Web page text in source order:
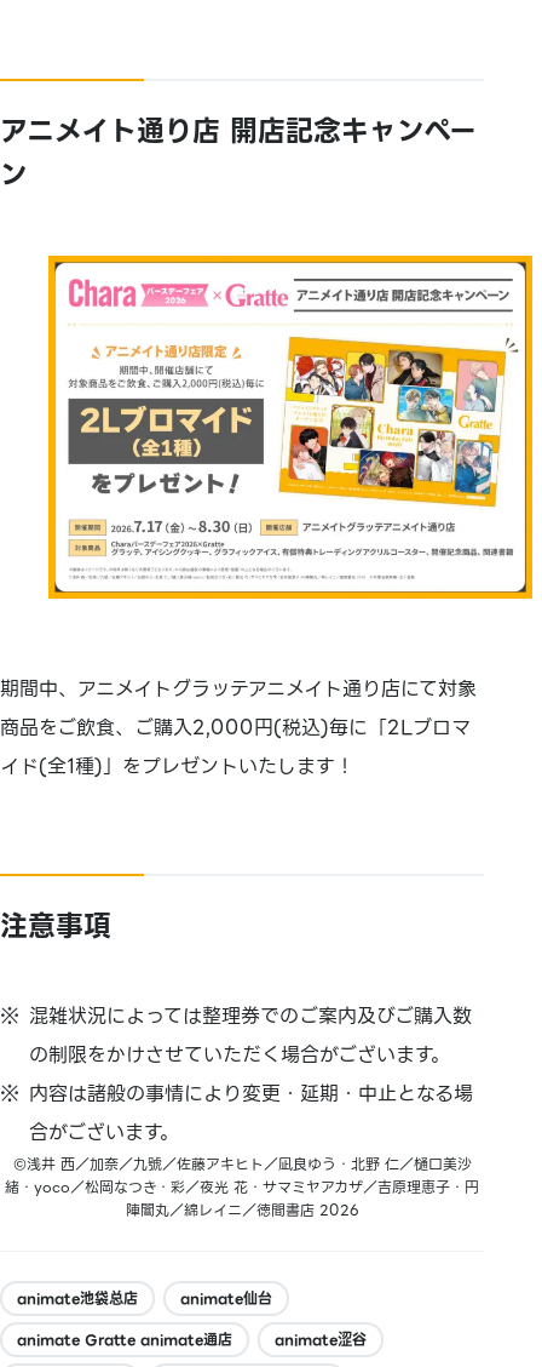
アニメイト通り店 開店記念キャンペー
ン
期間中、アニメイトグラッテアニメイト通り店にて対象
商品をご飲食、ご購入2,000円(税込)毎に「2Lブロマ
イド(全1種)」をプレゼントいたします！
注意事項
混雑状況によっては整理券でのご案内及びご購入数
の制限をかけさせていただく場合がございます。
内容は諸般の事情により変更・延期・中止となる場
合がございます。
©浅井 西／加奈／九號／佐藤アキヒト／凪良ゆう・北野 仁／樋口美沙
緒・yoco／松岡なつき・彩／夜光 花・サマミヤアカザ／吉原理恵子・円
陣闇丸／綿レイニ／徳間書店 2026
animate池袋总店
animate仙台
animate Gratte animate通店
animate涩谷